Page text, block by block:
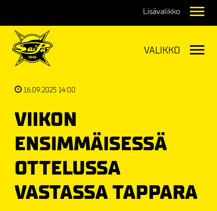
16.09.2025 14:00
VIIKON
ENSIMMÄISESSÄ
OTTELUSSA
VASTASSA TAPPARA